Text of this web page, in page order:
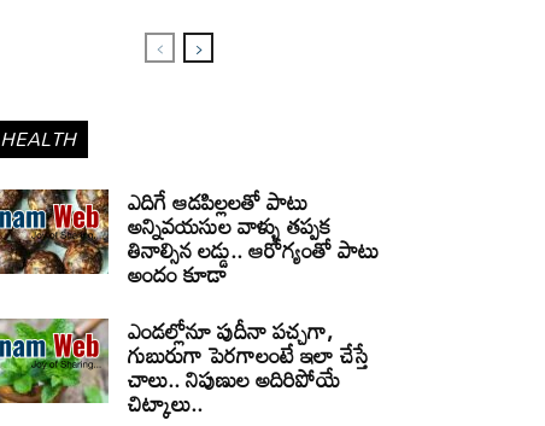
HEALTH
ఎదిగే ఆడపిల్లలతో పాటు
అన్నివయసుల వాళ్ళు తప్పక
తినాల్సిన లడ్డు.. ఆరోగ్యంతో పాటు
అందం కూడా
ఎండల్లోనూ పుదీనా పచ్చగా,
గుబురుగా పెరగాలంటే ఇలా చేస్తే
చాలు.. నిపుణుల అదిరిపోయే
చిట్కాలు..